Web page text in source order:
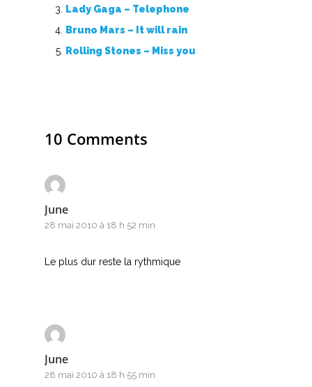
Lady Gaga – Telephone
Bruno Mars – It will rain
Rolling Stones – Miss you
10 Comments
June
28 mai 2010 à 18 h 52 min
Le plus dur reste la rythmique
June
28 mai 2010 à 18 h 55 min
Z